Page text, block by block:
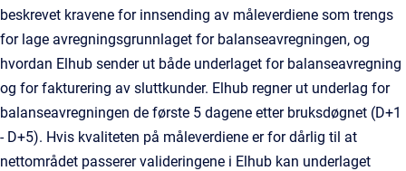
beskrevet kravene for innsending av måleverdiene som trengs
for lage avregningsgrunnlaget for balanseavregningen, og
hvordan Elhub sender ut både underlaget for balanseavregning
og for fakturering av sluttkunder. Elhub regner ut underlag for
balanseavregningen de første 5 dagene etter bruksdøgnet (D+1
- D+5). Hvis kvaliteten på måleverdiene er for dårlig til at
nettområdet passerer valideringene i Elhub kan underlaget